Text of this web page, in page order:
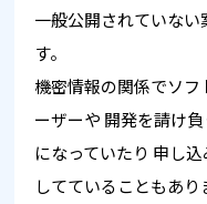
一般公開されていな
す。
機密情報の関係でソ
ーザーや 開発を請け
になっていたり 申し
してていることもあり